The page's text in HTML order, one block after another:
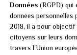
Données (RGPD) qui
données personnelles
2018, il a pour
citoyens sur leurs
travers l’Union